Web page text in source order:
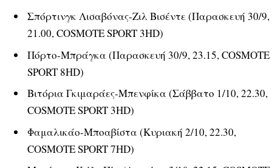
Σπόρτινγκ Λισαβόνας-Ζιλ Βισέντε (Παρασκευή 30/9,
21.00, COSMOTE SPORT 3HD)
Πόρτο-Μπράγκα (Παρασκευή 30/9, 23.15, COSMOTE
SPORT 8HD)
Βιτόρια Γκιμαράες-Μπενφίκα (Σάββατο 1/10, 22.30,
COSMOTE SPORT 3HD)
Φαμαλικάο-Μποαβίστα (Κυριακή 2/10, 22.30,
COSMOTE SPORT 7HD)